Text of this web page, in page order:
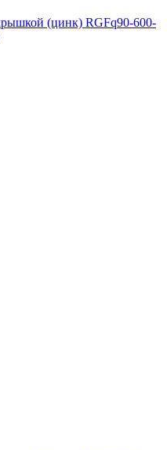
RGFq90-600-